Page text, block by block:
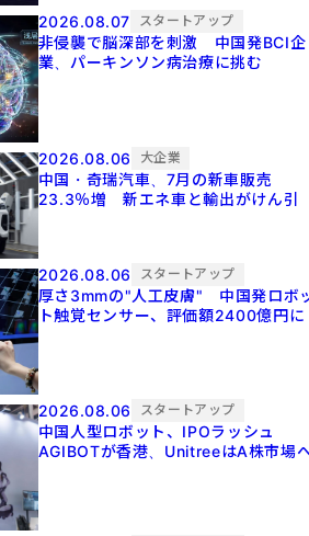
2026.08.07 スタートアップ
非侵襲で脳深部を刺激 中国発BCI企
業、パーキンソン病治療に挑む
2026.08.06 大企業
中国・奇瑞汽車、7月の新車販売
23.3％増 新エネ車と輸出がけん引
2026.08.06 スタートアップ
厚さ3mmの"人工皮膚" 中国発ロボ
ト触覚センサー、評価額2400億円に
2026.08.06 スタートアップ
中国人型ロボット、IPOラッシュ
AGIBOTが香港、UnitreeはA株市場